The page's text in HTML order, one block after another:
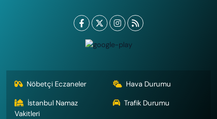
Nöbetçi Eczaneler
Hava Durumu
İstanbul Namaz
Vakitleri
Trafik Durumu